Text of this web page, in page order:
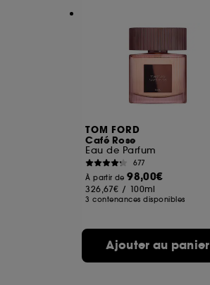
TOM FORD
Café Rose
Eau de Parfum
677
À partir de98,00€
326,67€ / 100ml
3 contenances disponibles
Ajouter au panier